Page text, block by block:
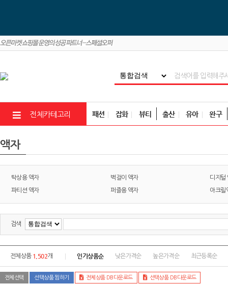
전체카테고리 패션 잡화 뷰티 출산 유아 완구
액자
탁상용 액자 벽걸이 액자 디지털
파티션 액자 퍼즐용 액자 아크릴
검색
전체상품 1,502개 인기상품순 낮은가격순 높은가격순 최근등록순
전체선택 선택상품 찜하기 전체상품 DB다운로드 선택상품 DB다운로드